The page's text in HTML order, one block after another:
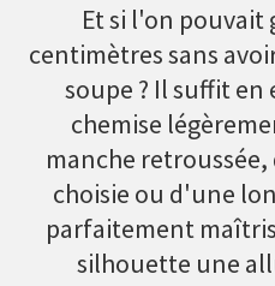
Et si l'on pouvait
centimètres sans
soupe ? Il suffit
chemise
manche
choisie ou d'une
parfaitement
silhouette une